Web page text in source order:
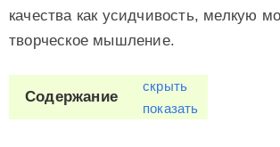
качества как усидчивость, мелкую
творческое мышление.
Содержание
скрыть
показать